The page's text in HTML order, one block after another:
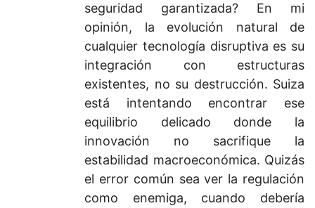
seguridad garantizada? En mi
opinión, la evolución natural de
cualquier tecnología disruptiva es su
integración con estructuras
existentes, no su destrucción. Suiza
está intentando encontrar ese
equilibrio delicado donde la
innovación no sacrifique la
estabilidad macroeconómica. Quizás
el error común sea ver la regulación
como enemiga, cuando debería